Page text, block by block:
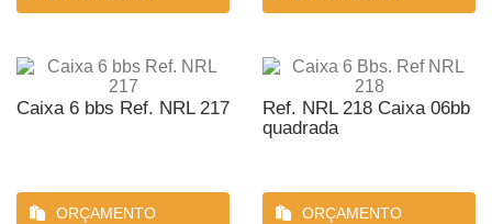
Caixa 6 bbs Ref. NRL 217
ORÇAMENTO
Ref. NRL 218 Caixa 06bb
quadrada
ORÇAMENTO